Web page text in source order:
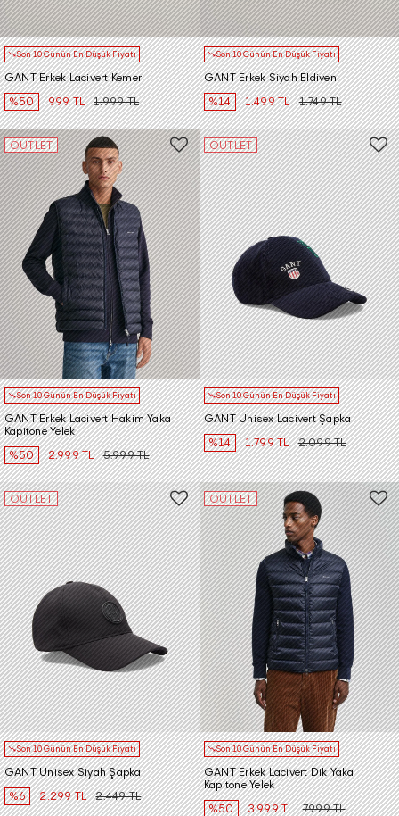
Son 10 Günün En Düşük Fiyatı
GANT Erkek Lacivert Kemer
%50
999 TL 1.999 TL
Son 10 Günün En Düşük Fiyatı
GANT Erkek Siyah Eldiven
%14
1.499 TL 1.749 TL
OUTLET
Son 10 Günün En Düşük Fiyatı
GANT Erkek Lacivert Hakim Yaka
Kapitone Yelek
%50
2.999 TL 5.999 TL
OUTLET
Son 10 Günün En Düşük Fiyatı
GANT Unisex Lacivert Şapka
%14
1.799 TL 2.099 TL
OUTLET
Son 10 Günün En Düşük Fiyatı
GANT Unisex Siyah Şapka
%6
2.299 TL 2.449 TL
OUTLET
Son 10 Günün En Düşük Fiyatı
GANT Erkek Lacivert Dik Yaka
Kapitone Yelek
%50
3.999 TL 7.999 TL